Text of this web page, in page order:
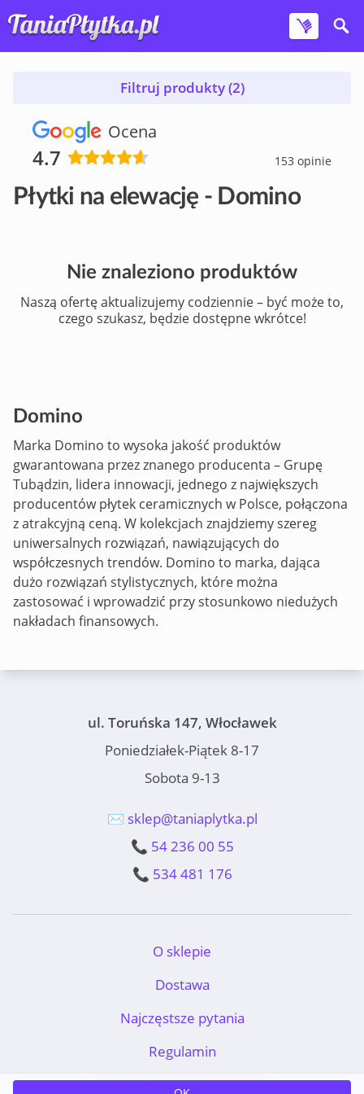
Filtruj produkty (2)
Ocena
4.7 153 opinie
Płytki na elewację - Domino
Nie znaleziono produktów
Naszą ofertę aktualizujemy codziennie – być może to,
czego szukasz, będzie dostępne wkrótce!
Domino
Marka Domino to wysoka jakość produktów
gwarantowana przez znanego producenta – Grupę
Tubądzin, lidera innowacji, jednego z największych
producentów płytek ceramicznych w Polsce, połączona
z atrakcyjną ceną. W kolekcjach znajdziemy szereg
uniwersalnych rozwiązań, nawiązujących do
współczesnych trendów. Domino to marka, dająca
dużo rozwiązań stylistycznych, które można
zastosować i wprowadzić przy stosunkowo niedużych
nakładach finansowych.
ul. Toruńska 147, Włocławek
Poniedziałek-Piątek 8-17
Sobota 9-13
✉️ sklep@taniaplytka.pl
📞 54 236 00 55
📞 534 481 176
O sklepie
Dostawa
Najczęstsze pytania
Regulamin
TaniaPłytka.pl © 2011-2026